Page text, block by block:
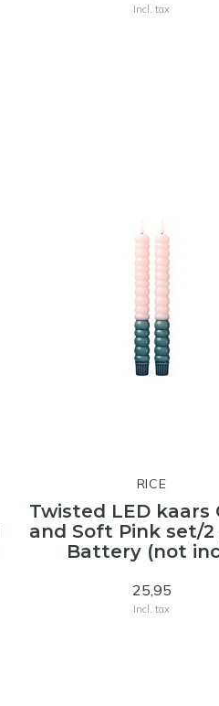
Incl. tax
RICE
Twisted LED kaars
and Soft Pink set/2
Battery (not
25,95
Incl. tax